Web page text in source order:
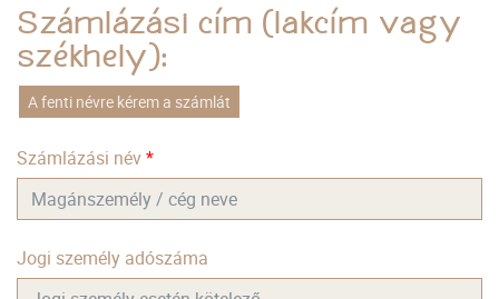
Számlázási cím (lakcím vagy
székhely):
A fenti névre kérem a számlát
Számlázási név*
Jogi személy adószáma